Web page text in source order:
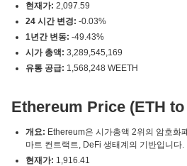
현재가: 2,097.59
24 시간 변경: -0.03%
1년간 변동: -49.43%
시가 총액: 3,289,545,169
유통 공급: 1,568,248 WEETH
Ethereum Price (ETH to
개요: Ethereum은 시가총액 2위의 암호화
마트 컨트랙트, DeFi 생태계의 기반입니다.
현재가: 1,916.41